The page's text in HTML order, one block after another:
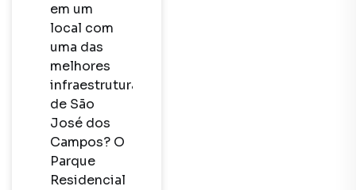
em um
local com
uma das
melhores
infraestruturas
de São
José dos
Campos? O
Parque
Residencial